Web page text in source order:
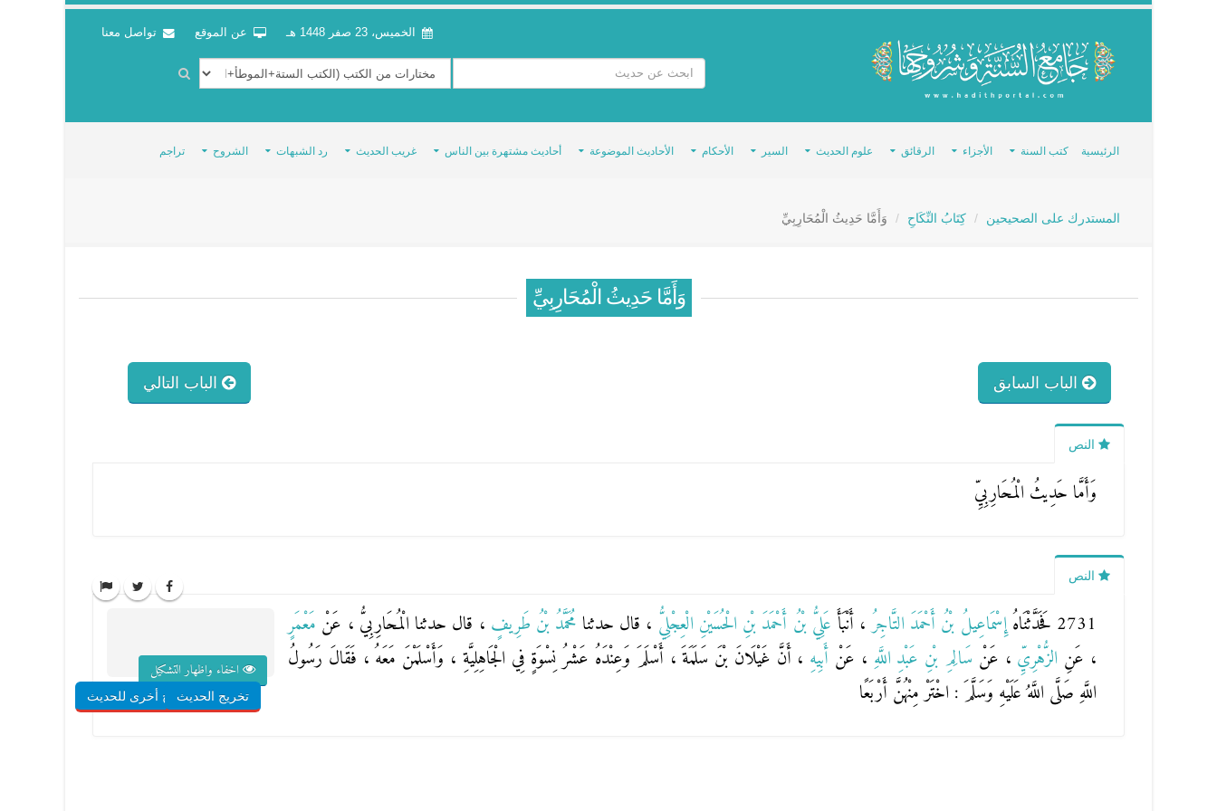
الخميس، 23 صفر 1448 هـ عن الموقع تواصل معنا
الرئيسية كتب السنة الأجزاء الرقائق علوم الحديث السير الأحكام الأحاديث الموضوعة أحاديث مشتهرة بين الناس غريب الحديث رد الشبهات الشروح تراجم
المستدرك على الصحيحين كِتَابُ النِّكَاحِ وَأَمَّا حَدِيثُ الْمُحَارِبِيِّ
وَأَمَّا حَدِيثُ الْمُحَارِبِيِّ
الباب السابق الباب التالي
النص
وَأَمَّا حَدِيثُ الْمُحَارِبِيِّ
النص
2731 فَحَدَّثْنَاهُ إِسْمَاعِيلُ بْنُ أَحْمَدَ التَّاجِرُ، أَنْبَأَ عَلِيُّ بْنُ أَحْمَدَ بْنِ الْحُسَيْنِ الْعِجْلِيُّ ، قال حدثنا مُحَمَّدُ بْنُ طَرِيفٍ ، قال حدثنا الْمُحَارِبِيُّ ، عَنْ مَعْمَرٍ
، عَنِ الزُّهْرِيِّ ، عَنْ سَالِمِ بْنِ عَبْدِ اللَّهِ ، عَنْ أَبِيهِ ، أَنَّ غَيْلَانَ بْنَ سَلَمَةَ ، أَسْلَمَ وَعِنْدَهُ عَشْرُ نِسْوَةٍ فِي الْجَاهِلِيَّةِ ، وَأَسْلَمْنَ مَعَهُ ، فَقَالَ رَسُولُ
اللَّهِ صَلَّى اللَّهُ عَلَيْهِ وَسَلَّمَ : اخْتَرْ مِنْهُنَّ أَرْبَعًا
اخفاء واظهار التشكيل
تخريج الحديثشروح أخرى للحديث